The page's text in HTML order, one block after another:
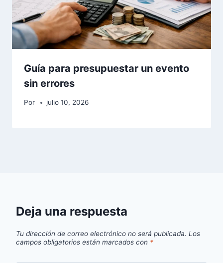
Guía para presupuestar un evento
sin errores
Por julio 10, 2026
Deja una respuesta
Tu dirección de correo electrónico no será publicada. Los
campos obligatorios están marcados con *